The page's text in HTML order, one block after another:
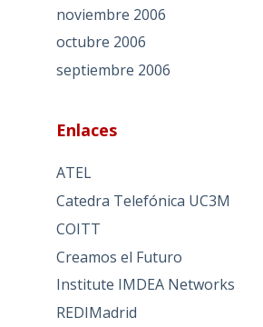
noviembre 2006
octubre 2006
septiembre 2006
Enlaces
ATEL
Catedra Telefónica UC3M
COITT
Creamos el Futuro
Institute IMDEA Networks
REDIMadrid